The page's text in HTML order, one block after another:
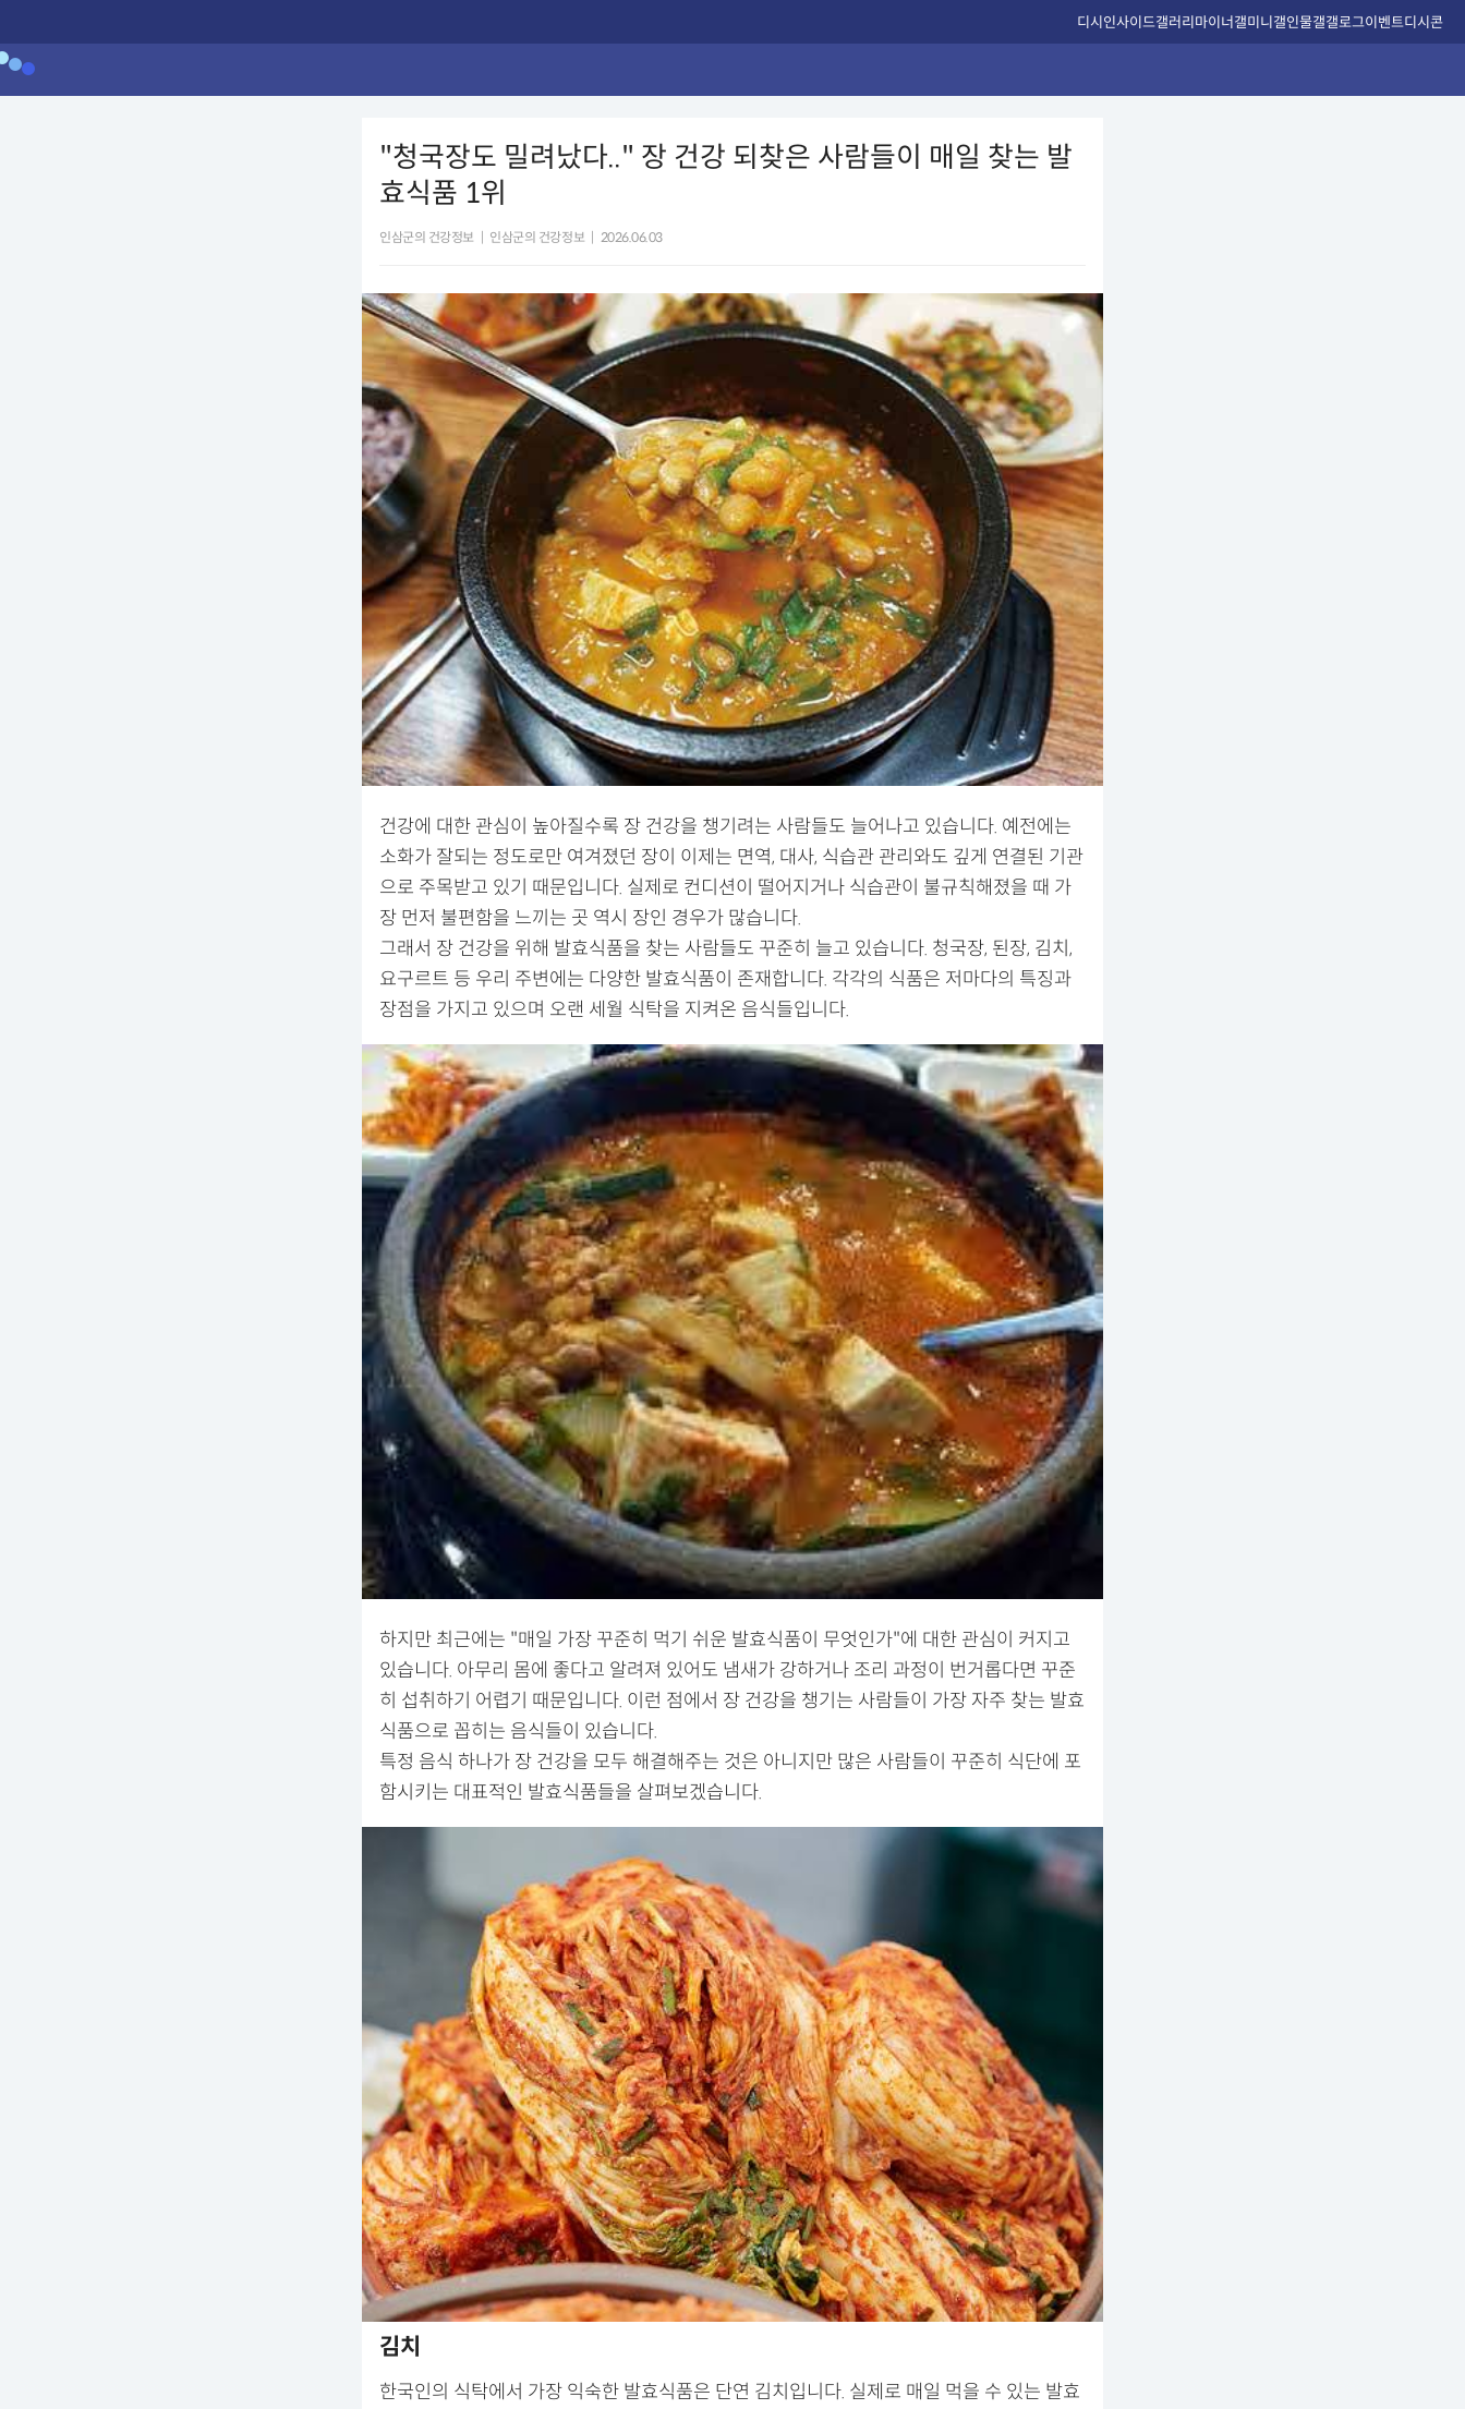
디시인사이드갤러리마이너갤미니갤인물갤갤로그이벤트디시콘
"청국장도 밀려났다.." 장 건강 되찾은 사람들이 매일 찾는 발
효식품 1위
인삼군의 건강정보 인삼군의 건강정보 2026.06.03
건강에 대한 관심이 높아질수록 장 건강을 챙기려는 사람들도 늘어나고 있습니다. 예전에는
소화가 잘되는 정도로만 여겨졌던 장이 이제는 면역, 대사, 식습관 관리와도 깊게 연결된 기관
으로 주목받고 있기 때문입니다. 실제로 컨디션이 떨어지거나 식습관이 불규칙해졌을 때 가
장 먼저 불편함을 느끼는 곳 역시 장인 경우가 많습니다.
그래서 장 건강을 위해 발효식품을 찾는 사람들도 꾸준히 늘고 있습니다. 청국장, 된장, 김치,
요구르트 등 우리 주변에는 다양한 발효식품이 존재합니다. 각각의 식품은 저마다의 특징과
장점을 가지고 있으며 오랜 세월 식탁을 지켜온 음식들입니다.
하지만 최근에는 "매일 가장 꾸준히 먹기 쉬운 발효식품이 무엇인가"에 대한 관심이 커지고
있습니다. 아무리 몸에 좋다고 알려져 있어도 냄새가 강하거나 조리 과정이 번거롭다면 꾸준
히 섭취하기 어렵기 때문입니다. 이런 점에서 장 건강을 챙기는 사람들이 가장 자주 찾는 발효
식품으로 꼽히는 음식들이 있습니다.
특정 음식 하나가 장 건강을 모두 해결해주는 것은 아니지만 많은 사람들이 꾸준히 식단에 포
함시키는 대표적인 발효식품들을 살펴보겠습니다.
김치
한국인의 식탁에서 가장 익숙한 발효식품은 단연 김치입니다. 실제로 매일 먹을 수 있는 발효